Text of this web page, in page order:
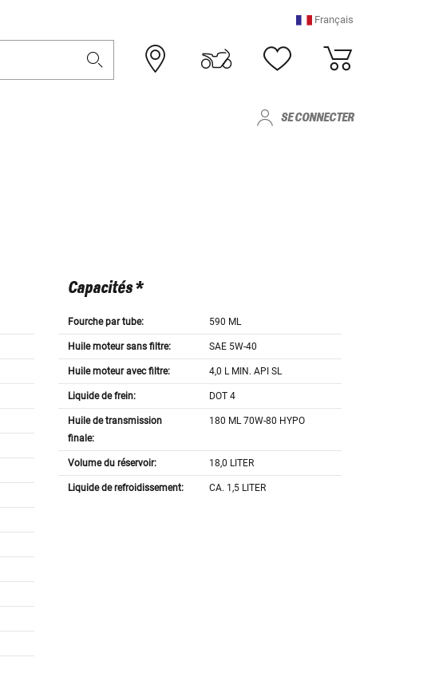
Français
SE CONNECTER
Capacités *
Fourche par tube: 590 ML
Huile moteur sans filtre: SAE 5W-40
Huile moteur avec filtre: 4,0 L MIN. API SL
Liquide de frein: DOT 4
Huile de transmission
finale:
180 ML 70W-80 HYPO
Volume du réservoir: 18,0 LITER
Liquide de refroidissement: CA. 1,5 LITER